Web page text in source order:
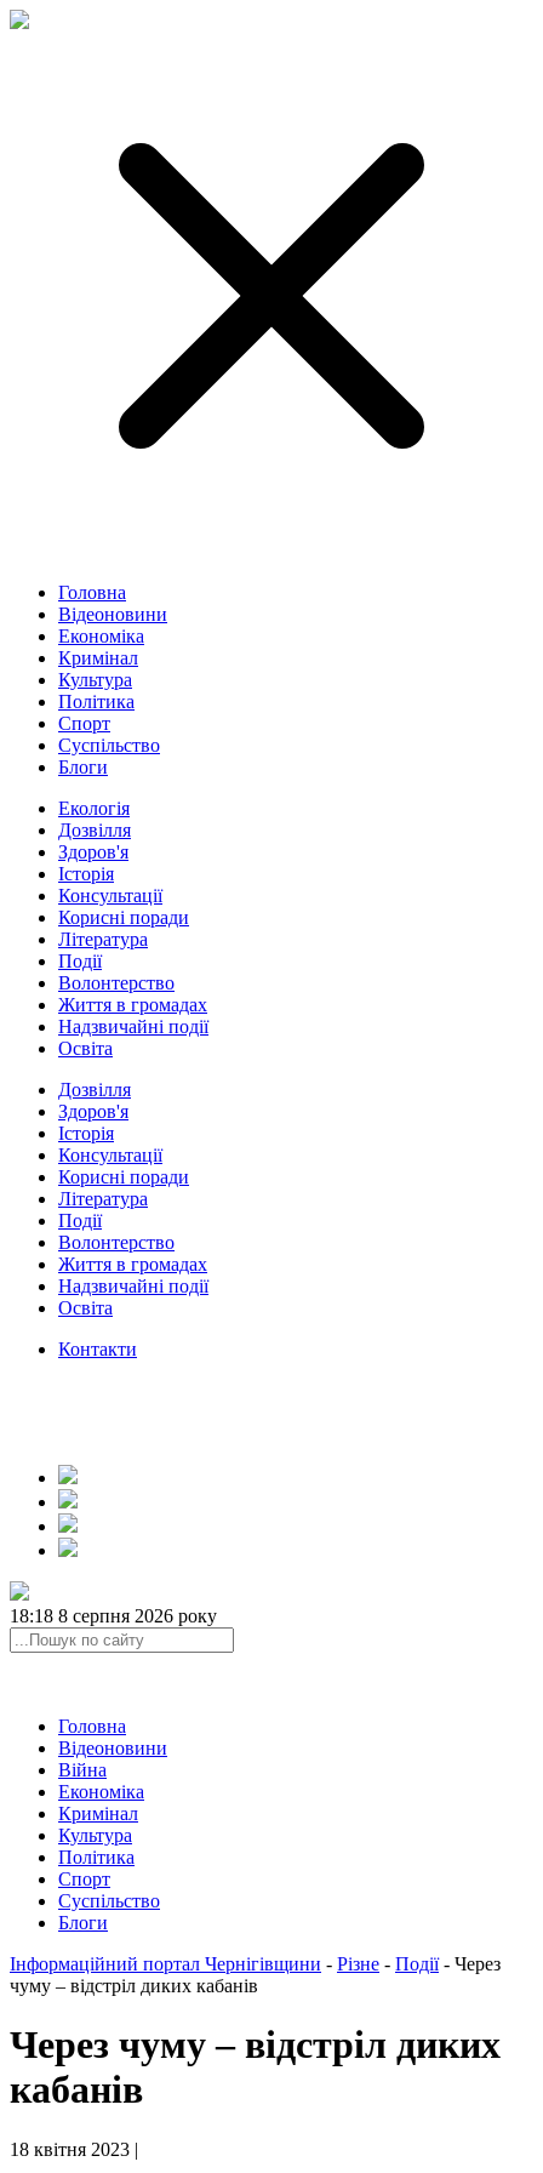
Головна
Відеоновини
Економіка
Кримінал
Культура
Політика
Спорт
Суспільство
Блоги
Екологія
Дозвілля
Здоров'я
Історія
Консультації
Корисні поради
Література
Події
Волонтерство
Життя в громадах
Надзвичайні події
Освіта
Дозвілля
Здоров'я
Історія
Консультації
Корисні поради
Література
Події
Волонтерство
Життя в громадах
Надзвичайні події
Освіта
Контакти
18:18 8 серпня 2026 року
Головна
Відеоновини
Війна
Економіка
Кримінал
Культура
Політика
Спорт
Суспільство
Блоги
Інформаційний портал Чернігівщини - Різне - Події- Через
чуму – відстріл диких кабанів
Через чуму – відстріл диких
кабанів
18 квітня 2023 |